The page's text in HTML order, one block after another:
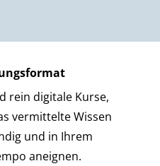
rein digitale Kurse,
vermittelte Wissen
und in Ihrem
aneignen.